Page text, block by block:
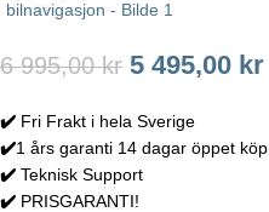
6 995,00kr 5 495,00 kr
✔️ Fri Frakt i hela Sverige
✔️1 års garanti 14 dagar öppet köp
✔️ Teknisk Support
✔️ PRISGARANTI!